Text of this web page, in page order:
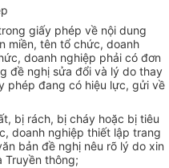
giấy phép về nội dung
miền, tên tổ chức, doanh
doanh nghiệp phải có đơn
đề nghị sửa đổi và lý do thay
phép đang có hiệu lực, gửi về
bị rách, bị cháy hoặc bị tiêu
doanh nghiệp thiết lập trang
bản đề nghị nêu rõ lý do xin
Truyền thông;